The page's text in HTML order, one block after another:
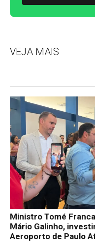
VEJA MAIS
Ministro Tomé
Mário Galinho,
Aeroporto de Paulo